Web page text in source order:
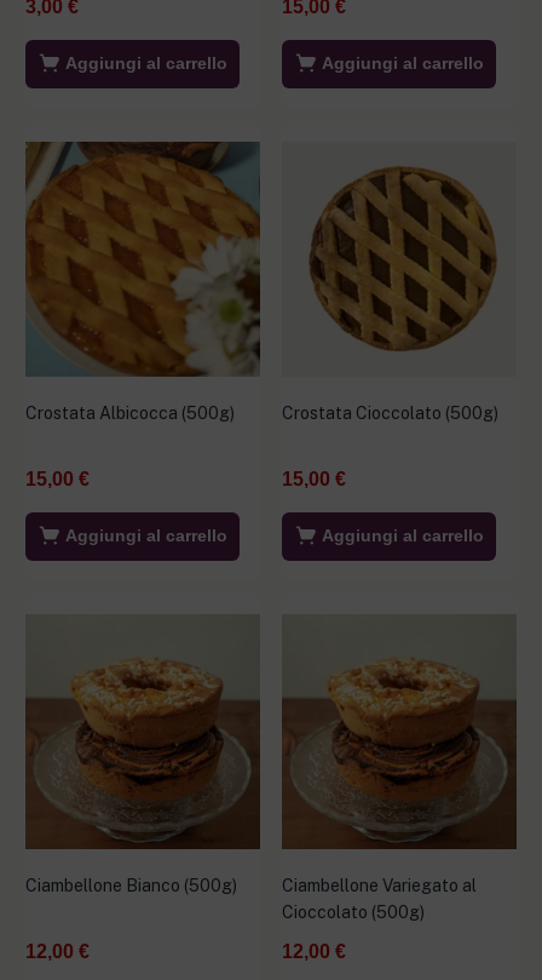
3,00 €
Aggiungi al carrello
15,00 €
Aggiungi al carrello
Crostata Albicocca (500g)
15,00 €
Aggiungi al carrello
Crostata Cioccolato (500g)
15,00 €
Aggiungi al carrello
Ciambellone Bianco (500g)
12,00 €
Ciambellone Variegato al
Cioccolato (500g)
12,00 €